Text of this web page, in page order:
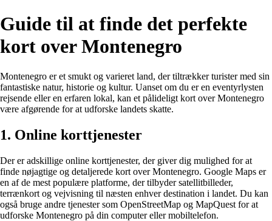
Guide til at finde det perfekte
kort over Montenegro
Montenegro er et smukt og varieret land, der tiltrækker turister med sin
fantastiske natur, historie og kultur. Uanset om du er en eventyrlysten
rejsende eller en erfaren lokal, kan et pålideligt kort over Montenegro
være afgørende for at udforske landets skatte.
1. Online korttjenester
Der er adskillige online korttjenester, der giver dig mulighed for at
finde nøjagtige og detaljerede kort over Montenegro. Google Maps er
en af de mest populære platforme, der tilbyder satellitbilleder,
terrænkort og vejvisning til næsten enhver destination i landet. Du kan
også bruge andre tjenester som OpenStreetMap og MapQuest for at
udforske Montenegro på din computer eller mobiltelefon.